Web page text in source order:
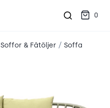
0
Soffor & Fåtöljer / Soffa